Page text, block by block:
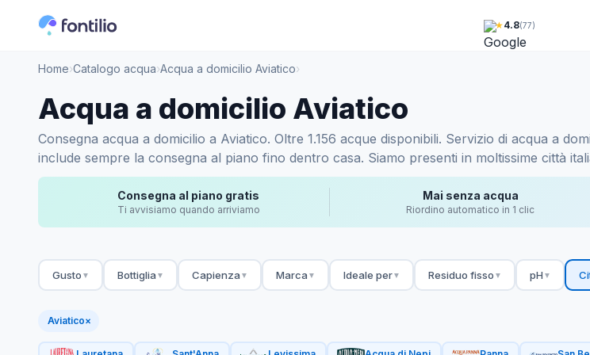
★4.8(77)
Home›Catalogo acqua›Acqua a domicilio Aviatico›
Acqua a domicilio Aviatico
Consegna acqua a domicilio a Aviatico. Oltre 1.156 acque disponibili. Servizio di acqua a
include sempre la consegna al piano fino dentro casa. Siamo presenti in moltissime città
Consegna al piano gratis
Ti avvisiamo quando arriviamo
Mai senza acqua
Riordino automatico in 1 clic
Gusto ▼ Bottiglia ▼ Capienza ▼ Marca ▼ Ideale per▼ Residuo fisso ▼ pH ▼
Aviatico×